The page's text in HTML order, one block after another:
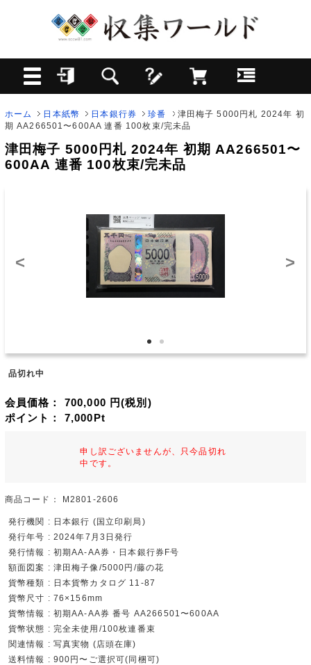
ホーム 日本紙幣 日本銀行券 珍番
津田梅子 5000円札 2024年 初
期 AA266501〜600AA 連番 100枚束/完未品
津田梅子 5000円札 2024年 初期 AA266501〜
600AA 連番 100枚束/完未品
< >
品切れ中
会員価格： 700,000 円(税別)
ポイント： 7,000Pt
申し訳ございませんが、只今品切れ
中です。
商品コード： M2801-2606
発行機関 : 日本銀行 (国立印刷局)
発行年号 : 2024年7月3日発行
発行情報 : 初期AA-AA券・日本銀行券F号
額面図案 : 津田梅子像/5000円/藤の花
貨幣種類 : 日本貨幣カタログ 11-87
貨幣尺寸 : 76×156mm
貨幣情報 : 初期AA-AA券 番号 AA266501〜600AA
貨幣状態 : 完全未使用/100枚連番束
関連情報 : 写真実物 (店頭在庫)
送料情報 : 900円〜ご選択可(同梱可)